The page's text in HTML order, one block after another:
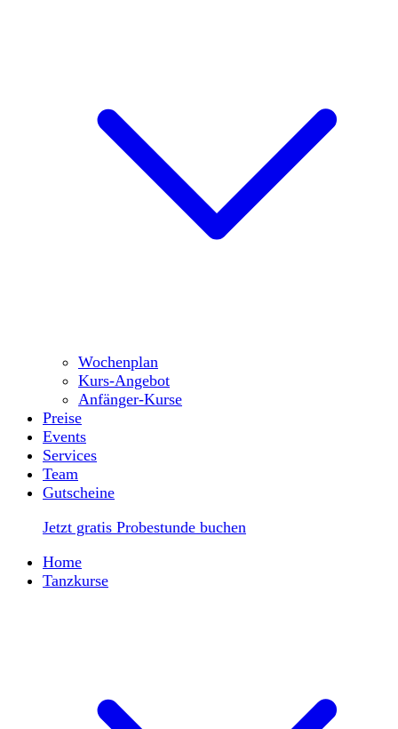
Wochenplan
Kurs-Angebot
Anfänger-Kurse
Preise
Events
Services
Team
Gutscheine
Jetzt gratis Probestunde buchen
Home
Tanzkurse